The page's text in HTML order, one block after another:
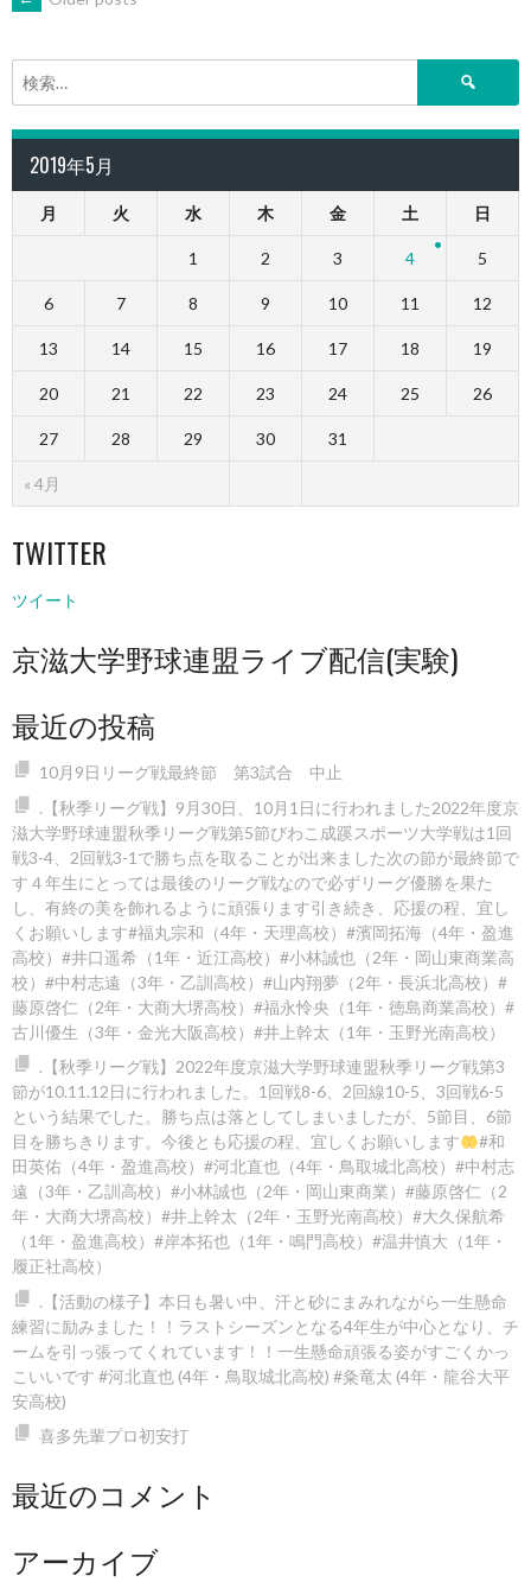
POSTS
NAVIGATION
2019年5月
月 火 水 木 金 土 日
« 4月
1 2 3 4 5
6 7 8 9 10 11 12
13 14 15 16 17 18 19
20 21 22 23 24 25 26
27 28 29 30 31
TWITTER
ツイート
京滋大学野球連盟ライブ配信(実験)
最近の投稿
10月9日リーグ戦最終節 第3試合 中止
.【秋季リーグ戦】9月30日、10月1日に行われました2022年度京
滋大学野球連盟秋季リーグ戦第5節びわこ成蹊スポーツ大学戦は1回
戦3-4、2回戦3-1で勝ち点を取ることが出来ました️次の節が最終節で
す４年生にとっては最後のリーグ戦なので必ずリーグ優勝を果た
し、有終の美を飾れるように頑張ります️引き続き、応援の程、宜し
くお願いします#福丸宗和（4年・天理高校）#濱岡拓海（4年・盈進
高校）#井口遥希（1年・近江高校）#小林誠也（2年・岡山東商業高
校）#中村志遠（3年・乙訓高校）#山内翔夢（2年・長浜北高校）#
藤原啓仁（2年・大商大堺高校）#福永怜央（1年・徳島商業高校）#
古川優生（3年・金光大阪高校）#井上幹太（1年・玉野光南高校）
.【秋季リーグ戦】2022年度京滋大学野球連盟秋季リーグ戦第3
節が10.11.12日に行われました。1回戦8-6 、2回線10-5 、3回戦6-5
という結果でした。勝ち点は落としてしまいましたが、5節目、6節
目を勝ちきります。今後とも応援の程、宜しくお願いします
#和
田英佑（4年・盈進高校）#河北直也（4年・鳥取城北高校）#中村志
遠（3年・乙訓高校）#小林誠也（2年・岡山東商業）#藤原啓仁（2
年・大商大堺高校）#井上幹太（2年・玉野光南高校）#大久保航希
（1年・盈進高校）#岸本拓也（1年・鳴門高校）#温井慎大（1年・
履正社高校）
.【活動の様子】本日も暑い中、汗と砂にまみれながら一生懸命
練習に励みました！！️ラストシーズンとなる4年生が中心となり、チ
ームを引っ張ってくれています！！一生懸命頑張る姿がすごくかっ
こいいです #河北直也 (4年・鳥取城北高校) #粂竜太 (4年・龍谷大平
安高校)
喜多先輩プロ初安打
最近のコメント
アーカイブ